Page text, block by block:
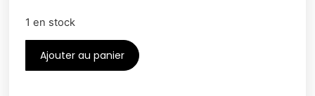
1 en stock
Ajouter au panier